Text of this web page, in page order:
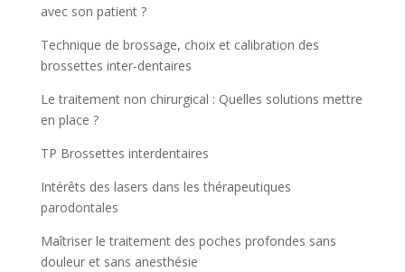
avec son patient ?
Technique de brossage, choix et calibration des
brossettes inter-dentaires
Le traitement non chirurgical : Quelles solutions mettre
en place ?
TP Brossettes interdentaires
Intérêts des lasers dans les thérapeutiques
parodontales
Maîtriser le traitement des poches profondes sans
douleur et sans anesthésie